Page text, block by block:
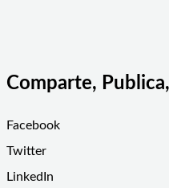
Comparte,
Facebook
Twitter
LinkedIn